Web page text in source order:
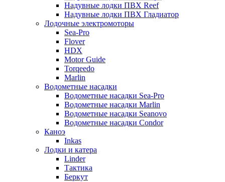
Надувные лодки ПВХ Reef
Надувные лодки ПВХ Гладиатор
Лодочные электромоторы
Sea-Pro
Flover
HDX
Motor Guide
Torqeedo
Marlin
Водометные насадки
Водометные насадки Sea-Pro
Водометные насадки Marlin
Водометные насадки Seanovo
Водометные насадки Condor
Каноэ
Inkas
Лодки и катера
Linder
Тактика
Беркут